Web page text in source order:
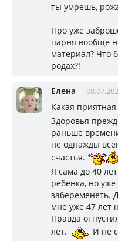
ты умрешь,
Про уже
парня вообще
материал? Что
родах?!
Елена
Какая
Здоровья
раньше
не однажды
счастья.
Я сама до 40
ребенка, но
забеременеть.
мне уже 47 лет
Правда
лет.
И не